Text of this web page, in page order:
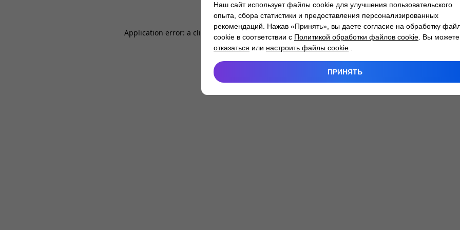
Application error: a client -side exception has occurred while loading atlantm.by (see the
Наш сайт использует файлы cookie для улучшения пользовательского
опыта, сбора статистики и предоставления персонализированных
рекомендаций. Нажав «Принять», вы даете согласие на обработку
cookie в соответствии с Политикой обработки файлов cookie . Вы можете
отказаться или настроить файлы cookie
ПРИНЯТЬ